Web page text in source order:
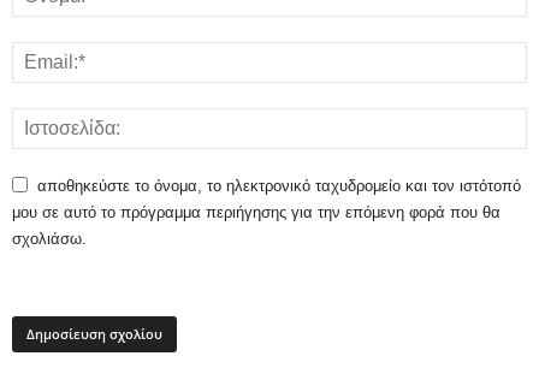
αποθηκεύστε το όνομα, το ηλεκτρονικό ταχυδρομείο και τον ιστότοπό
μου σε αυτό το πρόγραμμα περιήγησης για την επόμενη φορά που θα
σχολιάσω.